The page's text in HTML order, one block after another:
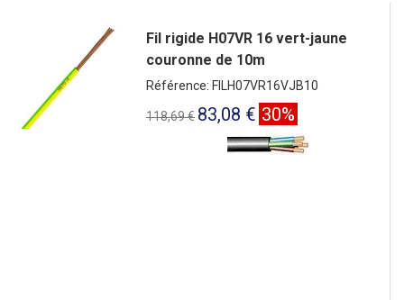
Fil rigide H07VR 16 vert-jaune
couronne de 10m
Référence: FILH07VR16VJB10
118,69 € 83,08 € 30%